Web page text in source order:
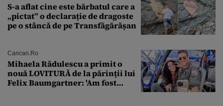
S-a aflat cine este bărbatul care a
„pictat” o declarație de dragoste
pe o stâncă de pe Transfăgărășan
Cancan.ro
Mihaela Rădulescu a primit o
nouă LOVITURĂ de la părinții lui
Felix Baumgartner: 'Am fost